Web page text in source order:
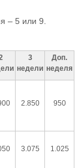
– 5 или 9.
3
недели
Доп.
неделя
2.850 950
3.075 1.025